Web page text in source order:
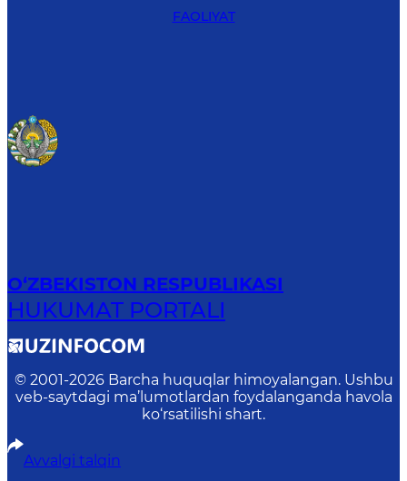
FAOLIYAT
O‘ZBEKISTON RESPUBLIKASI
HUKUMAT PORTALI
© 2001-2026 Barcha huquqlar himoyalangan. Ushbu
veb-saytdagi ma’lumotlardan foydalanganda havola
ko‘rsatilishi shart.
Avvalgi talqin